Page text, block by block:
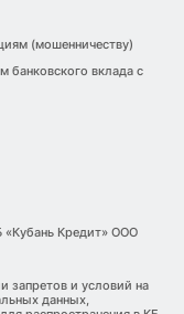
(мошенничеству)
банковского вклада с
«Кубань Кредит» ООО
запретов и условий на
данных,